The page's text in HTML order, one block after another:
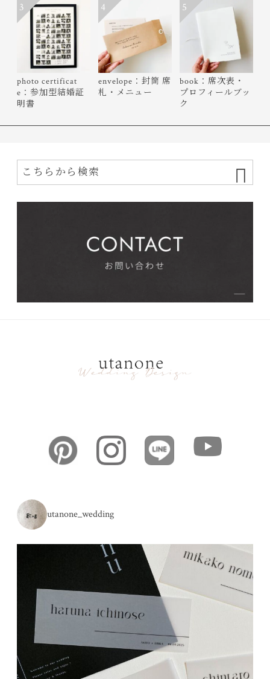
photo certificat
e：参加型結婚証
明書
3
envelope：封筒 席
札・メニュー
4
book：席次表・
プロフィールブッ
ク
5
utanone_wedding